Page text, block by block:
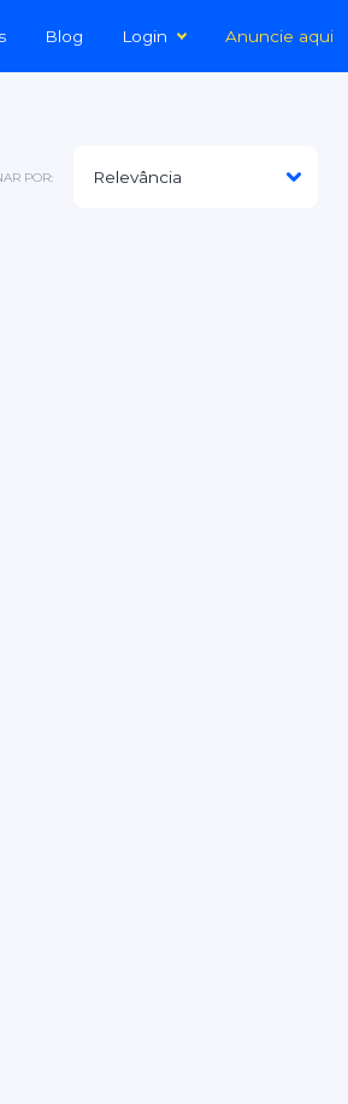
Blog Login Anuncie aqui
POR: